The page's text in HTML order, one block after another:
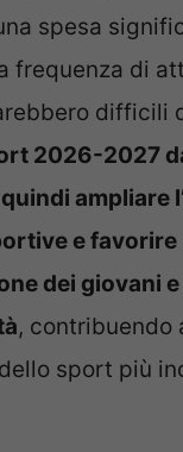
spesa
frequenza di
difficili
2026-2027
ampliare
e favorire
dei giovani
, contribuendo
sport più